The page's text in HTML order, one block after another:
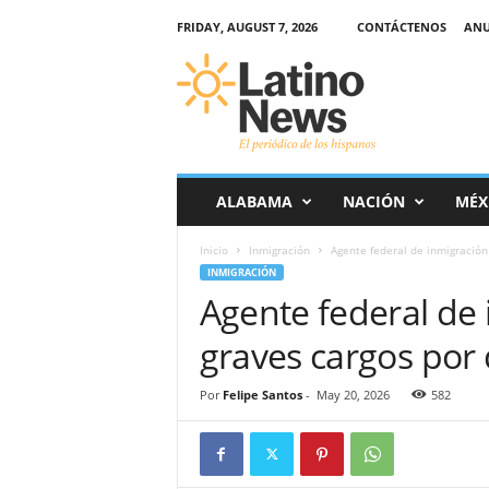
FRIDAY, AUGUST 7, 2026 CONTÁCTENOS
r
ALABAMA NACIÓN
Inicio Inmigración Agente federal de
INMIGRACIÓN
Agente federal
graves cargos
Por Felipe Santos- May 20, 2026 582